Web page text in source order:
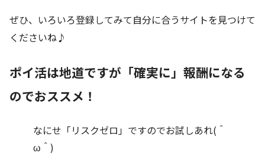
ぜひ、いろいろ登録してみて自分に合うサイトを見つけて
くださいね♪
ポイ活は地道ですが「確実に」報酬になる
のでおススメ！
なにせ「リスクゼロ」ですのでお試しあれ(＾
ω＾)